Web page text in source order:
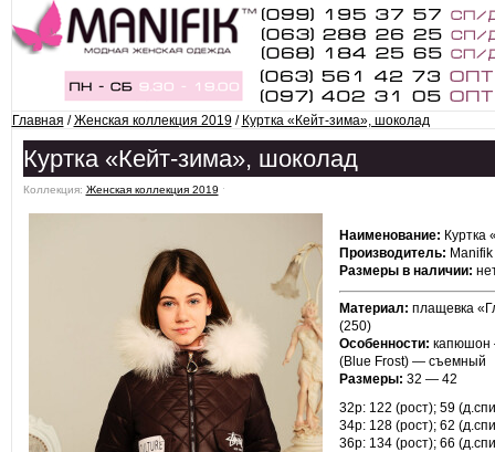
Главная /Женская коллекция 2019/ Куртка «Кейт-зима», шоколад
Куртка «Кейт-зима», шоколад
Коллекция: Женская коллекция 2019 ˑ
Наименование: Куртка
Производитель: Manifik
Размеры в наличии:
Материал: плащевка
(250)
Особенности: капюшон
(Blue Frost) — съемный
Размеры: 32 — 42
32р: 122 (рост); 59
34р: 128 (рост); 62
36р: 134 (рост); 66